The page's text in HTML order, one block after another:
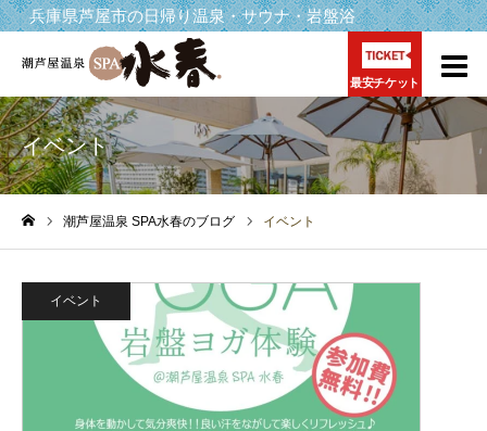
兵庫県芦屋市の日帰り温泉・サウナ・岩盤浴
最安チケット
イベント
潮芦屋温泉 SPA水春のブログ イベント
イベント